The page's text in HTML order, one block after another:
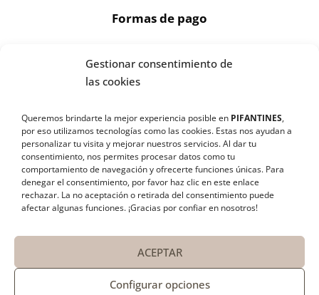
Gestionar consentimiento de
las cookies
Queremos brindarte la mejor experiencia posible en PIFANTINES,
por eso utilizamos tecnologías como las cookies. Estas nos ayudan a
personalizar tu visita y mejorar nuestros servicios. Al dar tu
consentimiento, nos permites procesar datos como tu
comportamiento de navegación y ofrecerte funciones únicas. Para
denegar el consentimiento, por favor haz clic en este enlace
rechazar. La no aceptación o retirada del consentimiento puede
afectar algunas funciones. ¡Gracias por confiar en nosotros!
ACEPTAR
Configurar opciones
Formas de pago
¡SÍGUENOS EN REDES SOCIALES!
CAMBIO/DEVOLUCIÓN
📞 Contactar Whatsapp
📧 Enviar mensaje
📦 Seguimiento de mi pedido